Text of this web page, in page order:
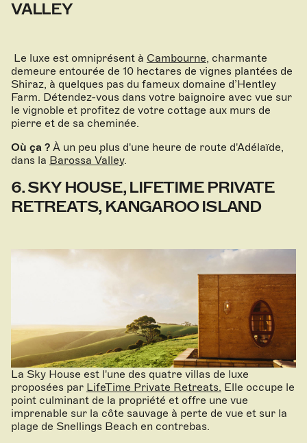
VALLEY
Le luxe est omniprésent à Cambourne , charmante
demeure entourée de 10 hectares de vignes plantées de
Shiraz, à quelques pas du fameux domaine d’Hentley
Farm. Détendez-vous dans votre baignoire avec vue sur
le vignoble et profitez de votre cottage aux murs de
pierre et de sa cheminée.
Où ça ? À un peu plus d'une heure de route d'Adélaïde,
dans la Barossa Valley.
6. SKY HOUSE, LIFETIME PRIVATE
RETREATS, KANGAROO ISLAND
La Sky House est l'une des quatre villas de luxe
proposées par LifeTime Private Retreats. Elle occupe le
point culminant de la propriété et offre une vue
imprenable sur la côte sauvage à perte de vue et sur la
plage de Snellings Beach en contrebas.